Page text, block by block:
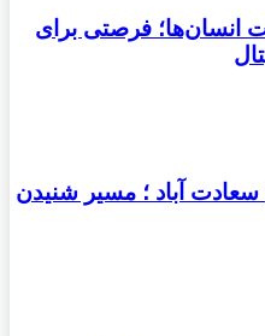
انسان‌ها؛ فرصتی برای
آباد ؛ مسیر شنیدن